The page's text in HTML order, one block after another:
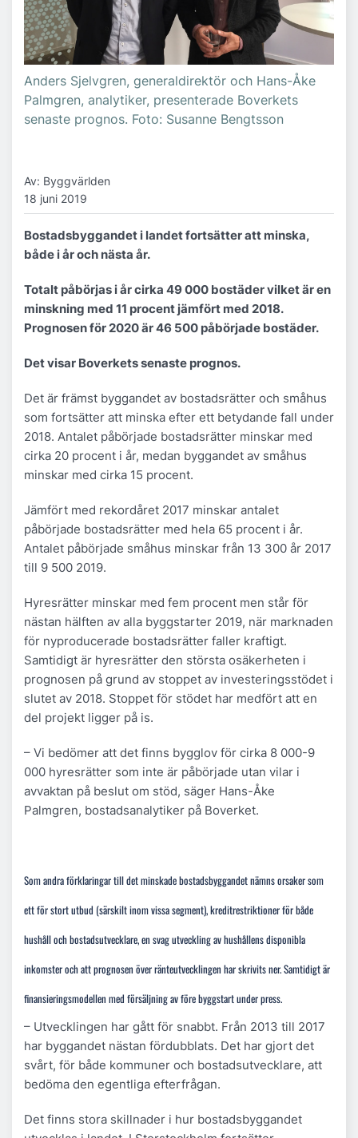
Anders Sjelvgren, generaldirektör och Hans-Åke
Palmgren, analytiker, presenterade Boverkets
senaste prognos. Foto: Susanne Bengtsson
Av: Byggvärlden
18 juni 2019
Bostadsbyggandet i landet fortsätter att minska,
både i år och nästa år.
Totalt påbörjas i år cirka 49 000 bostäder vilket är en
minskning med 11 procent jämfört med 2018.
Prognosen för 2020 är 46 500 påbörjade bostäder.
Det visar Boverkets senaste prognos.
Det är främst byggandet av bostadsrätter och småhus
som fortsätter att minska efter ett betydande fall under
2018. Antalet påbörjade bostadsrätter minskar med
cirka 20 procent i år, medan byggandet av småhus
minskar med cirka 15 procent.
Jämfört med rekordåret 2017 minskar antalet
påbörjade bostadsrätter med hela 65 procent i år.
Antalet påbörjade småhus minskar från 13 300 år 2017
till 9 500 2019.
Hyresrätter minskar med fem procent men står för
nästan hälften av alla byggstarter 2019, när marknaden
för nyproducerade bostadsrätter faller kraftigt.
Samtidigt är hyresrätter den största osäkerheten i
prognosen på grund av stoppet av investeringsstödet i
slutet av 2018. Stoppet för stödet har medfört att en
del projekt ligger på is.
– Vi bedömer att det finns bygglov för cirka 8 000-9
000 hyresrätter som inte är påbörjade utan vilar i
avvaktan på beslut om stöd, säger Hans-Åke
Palmgren, bostadsanalytiker på Boverket.
Som andra förklaringar till det minskade bostadsbyggandet nämns orsaker som
ett för stort utbud (särskilt inom vissa segment), kreditrestriktioner för både
hushåll och bostadsutvecklare, en svag utveckling av hushållens disponibla
inkomster och att prognosen över ränteutvecklingen har skrivits ner. Samtidigt är
finansieringsmodellen med försäljning av före byggstart under press.
– Utvecklingen har gått för snabbt. Från 2013 till 2017
har byggandet nästan fördubblats. Det har gjort det
svårt, för både kommuner och bostadsutvecklare, att
bedöma den egentliga efterfrågan.
Det finns stora skillnader i hur bostadsbyggandet